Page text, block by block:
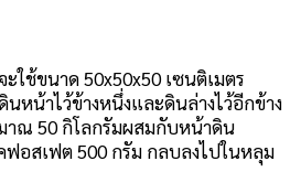
ช้ขนาด 50x50x50 เซนติเมตร
นหน้าไว้ข้างหนึ่งและดินล่างไว้อีกข้าง
าณ 50 กิโลกรัมผสมกับหน้าดิน
ฟอสเฟต 500 กรัม กลบลงไปในหลุม